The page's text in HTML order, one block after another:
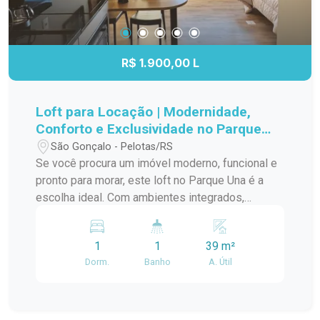
R$ 1.900,00 L
Loft para Locação | Modernidade,
Conforto e Exclusividade no Parque
UnaSão Gonçalo - Pelotas/RS
Se você procura um imóvel moderno, funcional e
pronto para morar, este loft no Parque Una é a
escolha ideal. Com ambientes integrados,
contemporâneo, oferece praticidade, conforto e
um estilo de vida único em um dos bairros mais
valorizados de Pelotas. O imóvel é totalmente
1
Dorm.
1
Banho
39 m²
A. Útil